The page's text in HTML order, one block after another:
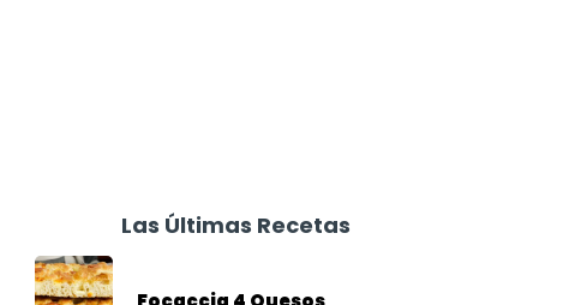
Las Últimas Recetas